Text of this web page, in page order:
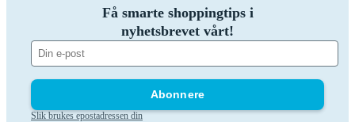
Få smarte shoppingtips i
nyhetsbrevet vårt!
Abonnere
Slik brukes epostadressen din